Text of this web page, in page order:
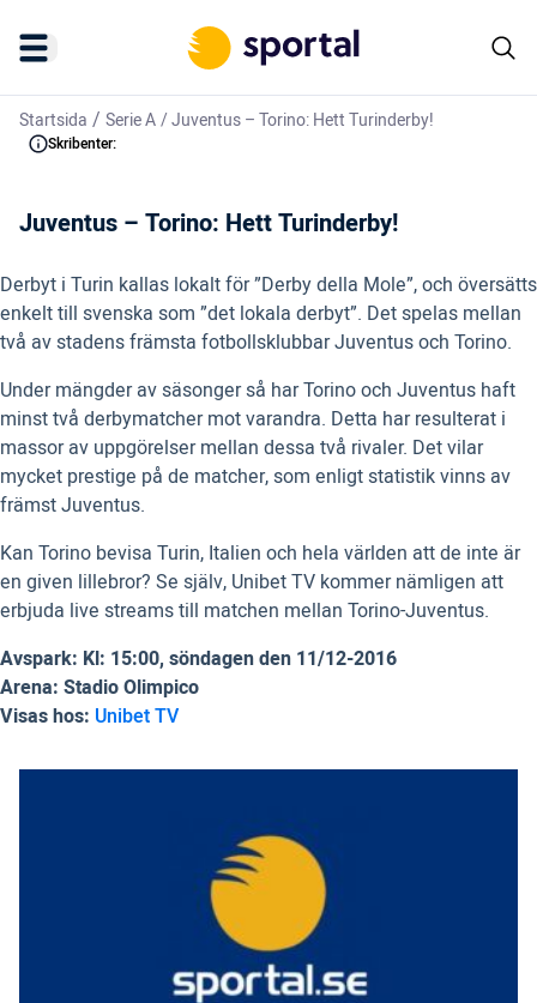
Startsida / Serie A/Juventus – Torino: Hett Turinderby!
Skribenter:
Juventus – Torino: Hett Turinderby!
Derbyt i Turin kallas lokalt för ”Derby della Mole”, och översätts
enkelt till svenska som ”det lokala derbyt”. Det spelas mellan
två av stadens främsta fotbollsklubbar Juventus och Torino.
Under mängder av säsonger så har Torino och Juventus haft
minst två derbymatcher mot varandra. Detta har resulterat i
massor av uppgörelser mellan dessa två rivaler. Det vilar
mycket prestige på de matcher, som enligt statistik vinns av
främst Juventus.
Kan Torino bevisa Turin, Italien och hela världen att de inte är
en given lillebror? Se själv, Unibet TV kommer nämligen att
erbjuda live streams till matchen mellan Torino-Juventus.
Avspark: Kl: 15:00, söndagen den 11/12-2016
Arena: Stadio Olimpico
Visas hos: Unibet TV